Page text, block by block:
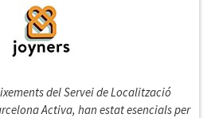
del Servei de Localització
Activa, han estat esencials per